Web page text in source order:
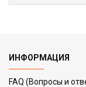
ИНФОРМАЦИЯ
FAQ (Вопросы и